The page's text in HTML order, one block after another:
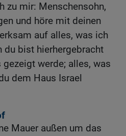
zu mir: Menschensohn,
und höre mit deinen
auf alles, was ich
du bist hierhergebracht
werde; alles, was
dem Haus Israel
Mauer außen um das